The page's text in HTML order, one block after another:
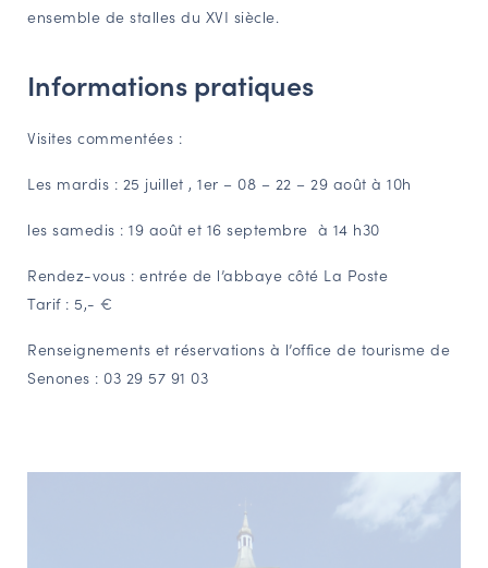
Service Inventaire et Patrimoines de la Région Grand Est
VOUS ÊTES…
Étudiants & chercheurs
ensemble de stalles du XVI siècle.
Informations pratiques
Visites commentées :
Les mardis : 25 juillet , 1er – 08 – 22 – 29 août à 10h
les samedis : 19 août et 16 septembre à 14 h30
Rendez-vous : entrée de l’abbaye côté La Poste
Tarif : 5,- €
Renseignements et réservations à l’office de tourisme de
Senones : 03 29 57 91 03